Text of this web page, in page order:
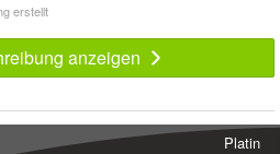
erstellt
anzeigen
Platin